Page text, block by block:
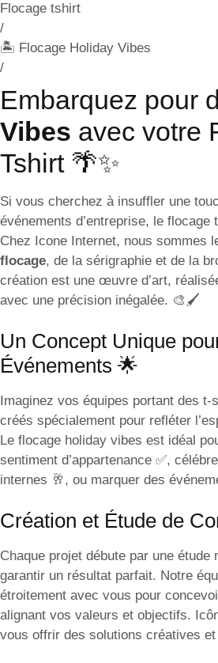
Flocage tshirt
/
🏝 Flocage Holiday Vibes
/
Embarquez pour
Vibes avec votre
Tshirt 🌴✨
Si vous cherchez à insuffler une
événements d’entreprise, le
Chez Icone Internet, nous sommes
flocage, de la sérigraphie et de la
création est une œuvre d’art,
avec une précision inégalée. 🎨🖌️
Un Concept Unique
Événements 🌟
Imaginez vos équipes portant des t-
créés spécialement pour refléter
Le flocage holiday vibes est idéal
sentiment d’appartenance ✅,
internes 🥂, ou marquer des
Création et Étude de
Chaque projet débute par une étude
garantir un résultat parfait. Notre
étroitement avec vous pour
alignant vos valeurs et objectifs.
vous offrir des solutions créatives